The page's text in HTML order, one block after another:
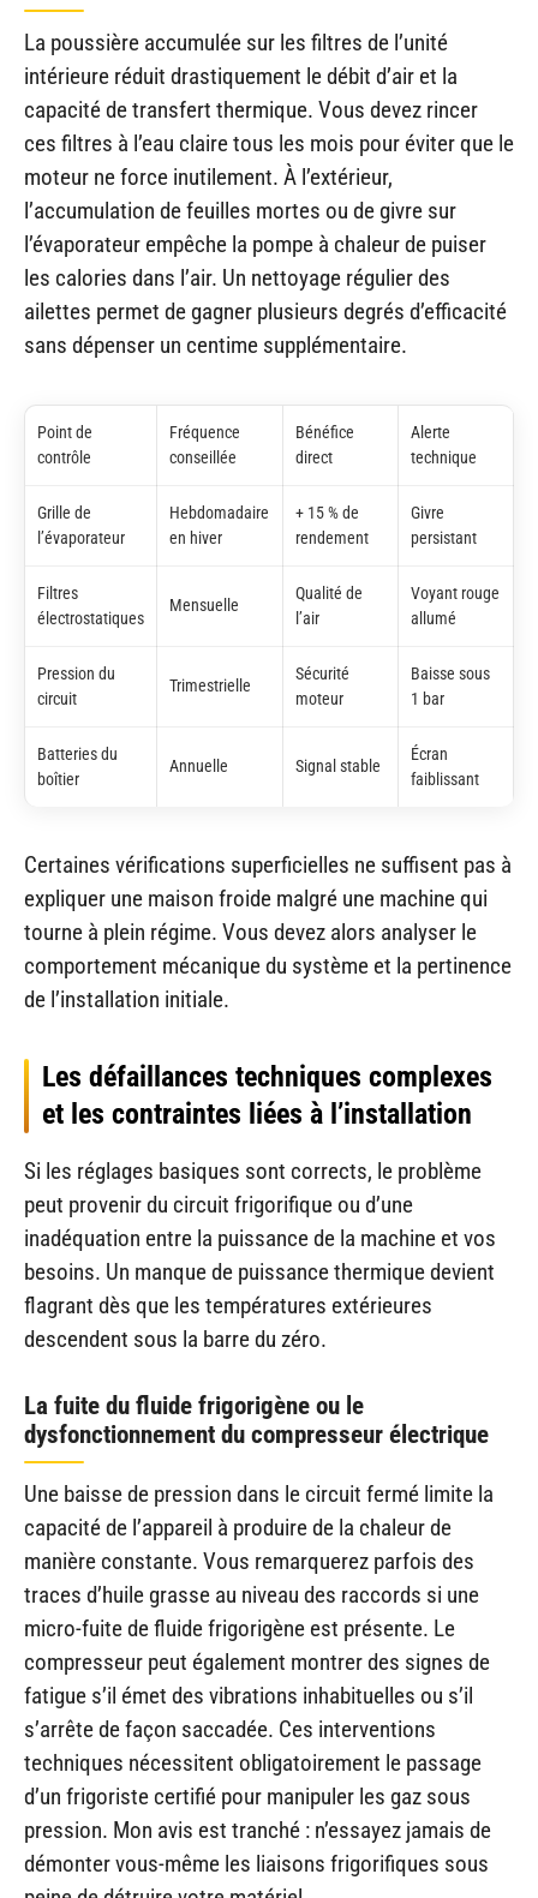
La poussière accumulée sur les filtres de l’unité
intérieure réduit drastiquement le débit d’air et la
capacité de transfert thermique. Vous devez rincer
ces filtres à l’eau claire tous les mois pour éviter que le
moteur ne force inutilement. À l’extérieur,
l’accumulation de feuilles mortes ou de givre sur
l’évaporateur empêche la pompe à chaleur de puiser
les calories dans l’air. Un nettoyage régulier des
ailettes permet de gagner plusieurs degrés d’efficacité
sans dépenser un centime supplémentaire.
Point de
contrôle
Fréquence
conseillée
Bénéfice
direct
Alerte
technique
Grille de
l’évaporateur
Hebdomadaire
en hiver
+ 15 % de
rendement
Givre
persistant
Filtres
électrostatiques
Mensuelle
Qualité de
l’air
Voyant rouge
allumé
Pression du
circuit
Trimestrielle
Sécurité
moteur
Baisse sous
1 bar
Batteries du
boîtier
Annuelle Signal stable
Écran
faiblissant
Certaines vérifications superficielles ne suffisent pas à
expliquer une maison froide malgré une machine qui
tourne à plein régime. Vous devez alors analyser le
comportement mécanique du système et la pertinence
de l’installation initiale.
Les défaillances techniques complexes
et les contraintes liées à l’installation
Si les réglages basiques sont corrects, le problème
peut provenir du circuit frigorifique ou d’une
inadéquation entre la puissance de la machine et vos
besoins. Un manque de puissance thermique devient
flagrant dès que les températures extérieures
descendent sous la barre du zéro.
La fuite du fluide frigorigène ou le
dysfonctionnement du compresseur électrique
Une baisse de pression dans le circuit fermé limite la
capacité de l’appareil à produire de la chaleur de
manière constante. Vous remarquerez parfois des
traces d’huile grasse au niveau des raccords si une
micro-fuite de fluide frigorigène est présente. Le
compresseur peut également montrer des signes de
fatigue s’il émet des vibrations inhabituelles ou s’il
s’arrête de façon saccadée. Ces interventions
techniques nécessitent obligatoirement le passage
d’un frigoriste certifié pour manipuler les gaz sous
pression. Mon avis est tranché : n’essayez jamais de
démonter vous-même les liaisons frigorifiques sous